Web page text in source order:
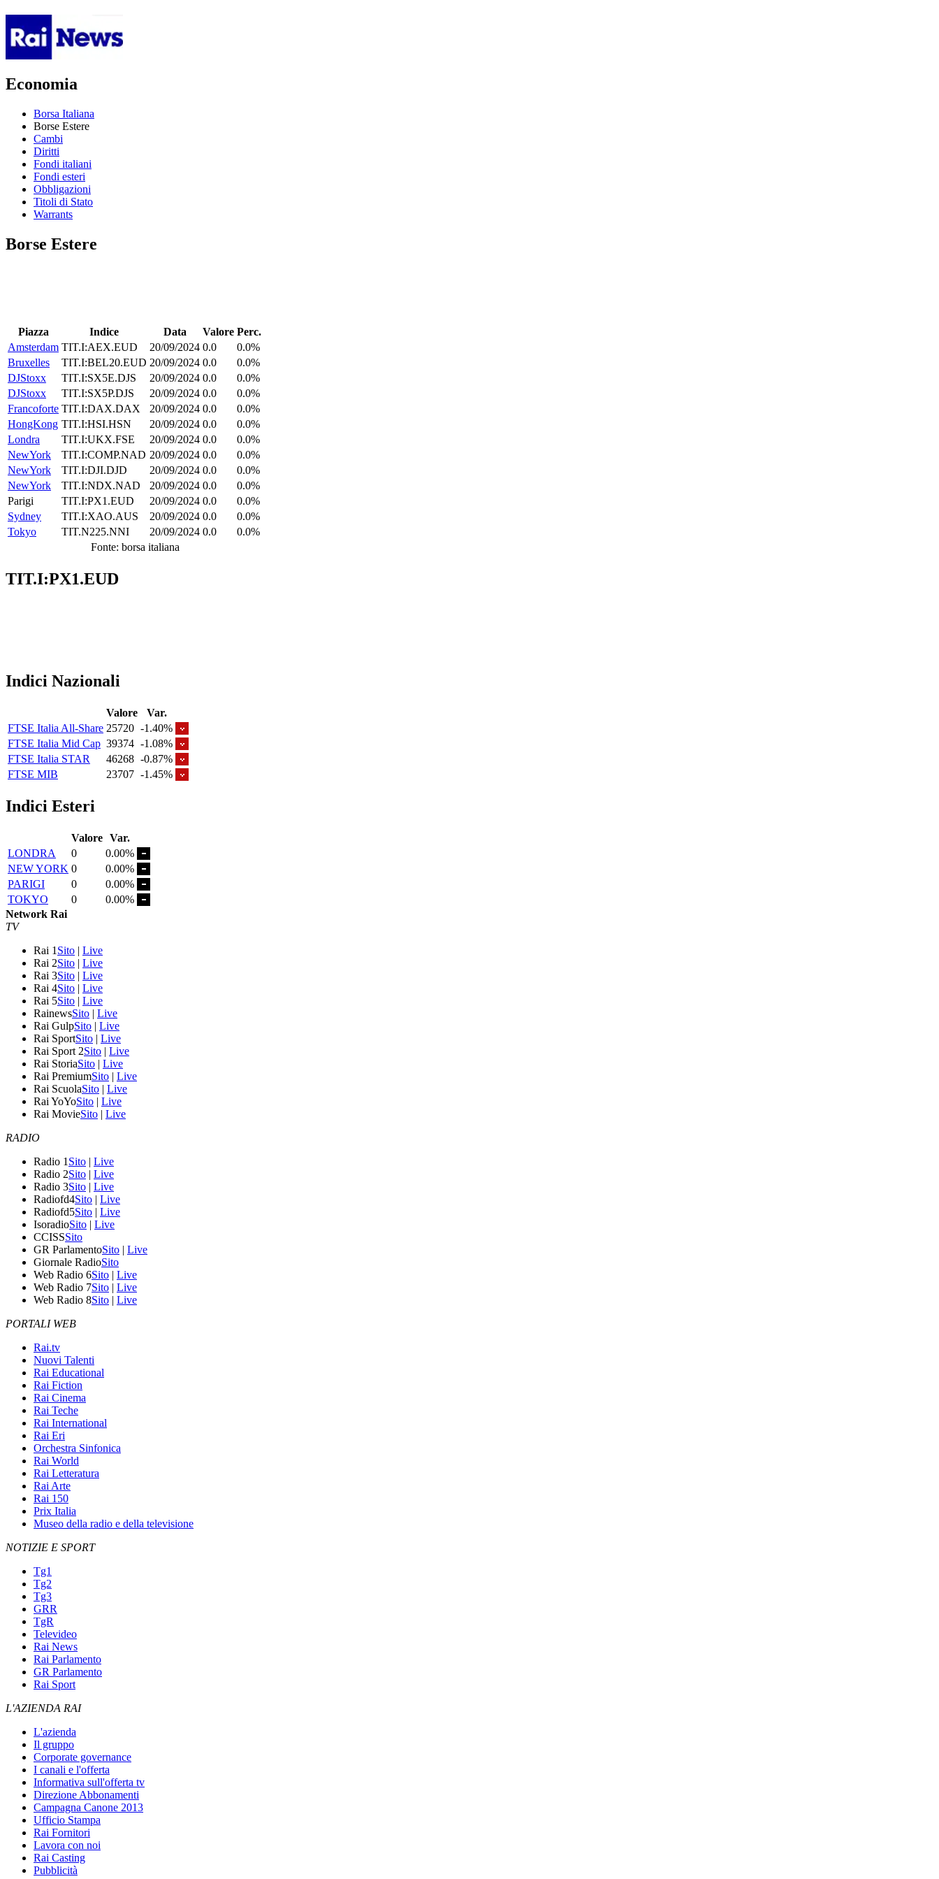
Economia
Borsa Italiana
Borse Estere
Cambi
Diritti
Fondi italiani
Fondi esteri
Obbligazioni
Titoli di Stato
Warrants
Borse Estere
Piazza Indice Data Valore Perc.
Amsterdam TIT.I:AEX.EUD 20/09/2024 0.0
0.0%
Bruxelles
TIT.I:BEL20.EUD 20/09/2024 0.0
0.0%
DJStoxx
TIT.I:SX5E.DJS 20/09/2024 0.0
0.0%
DJStoxx
TIT.I:SX5P.DJS 20/09/2024 0.0
0.0%
Francoforte TIT.I:DAX.DAX 20/09/2024 0.0
0.0%
HongKong TIT.I:HSI.HSN 20/09/2024 0.0
0.0%
Londra
TIT.I:UKX.FSE 20/09/2024 0.0
0.0%
NewYork
TIT.I:COMP.NAD 20/09/2024 0.0
0.0%
NewYork
TIT.I:DJI.DJD 20/09/2024 0.0
0.0%
NewYork
TIT.I:NDX.NAD 20/09/2024 0.0
0.0%
Parigi
TIT.I:PX1.EUD 20/09/2024 0.0
0.0%
Sydney
TIT.I:XAO.AUS 20/09/2024 0.0
0.0%
Tokyo
TIT.N225.NNI 20/09/2024 0.0
0.0%
Fonte: borsa italiana
TIT.I:PX1.EUD
Indici Nazionali
Valore
Var.
FTSE Italia All-Share 25720 -1.40%
FTSE Italia Mid Cap 39374 -1.08%
FTSE Italia STAR
46268 -0.87%
FTSE MIB
23707 -1.45%
Indici Esteri
Valore Var.
LONDRA
0
0.00%
NEW YORK 0
0.00%
PARIGI
0
0.00%
TOKYO
0
0.00%
Network Rai
TV
Rai 1 Sito | Live
Rai 2Sito | Live
Rai 3Sito | Live
Rai 4Sito | Live
Rai 5Sito | Live
RainewsSito | Live
Rai GulpSito | Live
Rai SportSito | Live
Rai Sport 2Sito | Live
Rai StoriaSito | Live
Rai PremiumSito | Live
Rai ScuolaSito | Live
Rai YoYoSito | Live
Rai MovieSito | Live
RADIO
Radio 1 Sito | Live
Radio 2Sito | Live
Radio 3Sito | Live
Radiofd4Sito | Live
Radiofd5Sito | Live
IsoradioSito | Live
CCISSSito
GR ParlamentoSito | Live
Giornale RadioSito
Web Radio 6Sito | Live
Web Radio 7Sito | Live
Web Radio 8Sito | Live
PORTALI WEB
Rai.tv
Nuovi Talenti
Rai Educational
Rai Fiction
Rai Cinema
Rai Teche
Rai International
Rai Eri
Orchestra Sinfonica
Rai World
Rai Letteratura
Rai Arte
Rai 150
Prix Italia
Museo della radio e della televisione
NOTIZIE E SPORT
Tg1
Tg2
Tg3
GRR
TgR
Televideo
Rai News
Rai Parlamento
GR Parlamento
Rai Sport
L'AZIENDA RAI
L'azienda
Il gruppo
Corporate governance
I canali e l'offerta
Informativa sull'offerta tv
Direzione Abbonamenti
Campagna Canone 2013
Ufficio Stampa
Rai Fornitori
Lavora con noi
Rai Casting
Pubblicità